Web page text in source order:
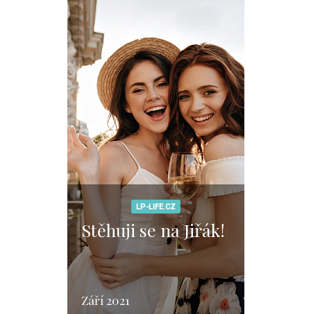
LP-LIFE.CZ
Stěhuji se na Jiřák!
Září 2021